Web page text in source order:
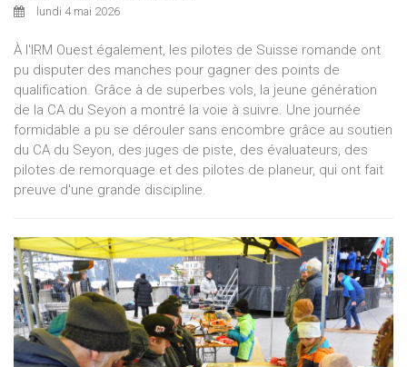
lundi 4 mai 2026
À l'IRM Ouest également, les pilotes de Suisse romande ont
pu disputer des manches pour gagner des points de
qualification. Grâce à de superbes vols, la jeune génération
de la CA du Seyon a montré la voie à suivre. Une journée
formidable a pu se dérouler sans encombre grâce au soutien
du CA du Seyon, des juges de piste, des évaluateurs, des
pilotes de remorquage et des pilotes de planeur, qui ont fait
preuve d'une grande discipline.